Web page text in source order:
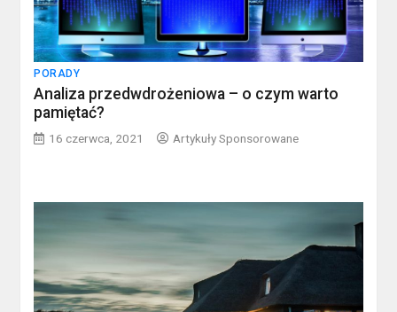
PORADY
Analiza przedwdrożeniowa – o czym warto
pamiętać?
16 czerwca, 2021 Artykuły Sponsorowane